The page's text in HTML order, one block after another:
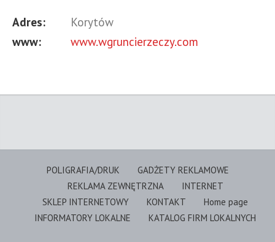
Adres:
Korytów
www:
www.wgruncierzeczy.com
POLIGRAFIA/DRUK
GADŻETY REKLAMOWE
REKLAMA ZEWNĘTRZNA
INTERNET
SKLEP INTERNETOWY
KONTAKT
Home page
INFORMATORY LOKALNE
KATALOG FIRM LOKALNYCH